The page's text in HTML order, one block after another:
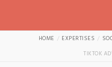
HOME EXPERTISES
TIKTOK